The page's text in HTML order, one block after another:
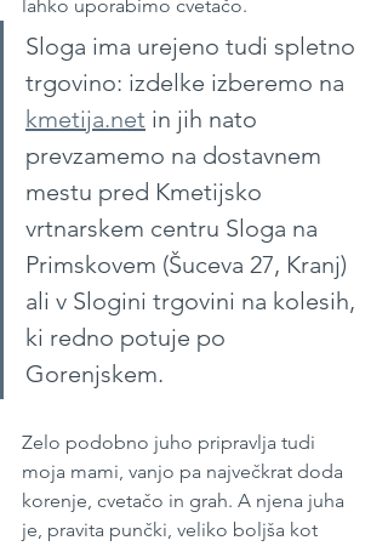
lahko uporabimo cvetačo.
Sloga ima urejeno tudi spletno
trgovino: izdelke izberemo na
kmetija.net in jih nato
prevzamemo na dostavnem
mestu pred Kmetijsko
vrtnarskem centru Sloga na
Primskovem (Šuceva 27, Kranj)
ali v Slogini trgovini na kolesih,
ki redno potuje po
Gorenjskem.
Zelo podobno juho pripravlja tudi
moja mami, vanjo pa največkrat doda
korenje, cvetačo in grah. A njena juha
je, pravita punčki, veliko boljša kot